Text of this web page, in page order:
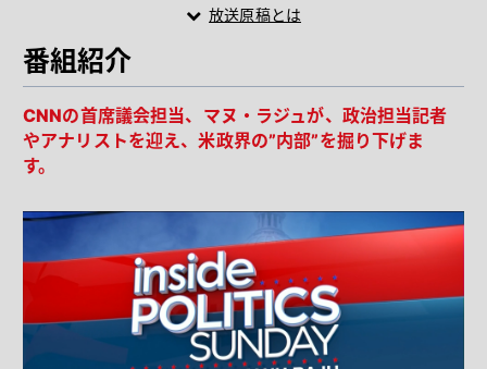
放送原稿とは
番組紹介
CNNの首席議会担当、マヌ・ラジュが、政治担当記者
やアナリストを迎え、米政界の”内部”を掘り下げま
す。